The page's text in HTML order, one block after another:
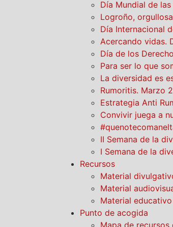
Día Mundial de
Logroño,
Día Internacional
Acercando vidas.
Día de los
Para ser lo que
La diversidad es
Rumoritis. Marzo
Estrategia Anti
Convivir juega a
II Semana de la
I Semana de la
Recursos
Material
Material
Material educativo
Punto de acogida
Mapa de recursos